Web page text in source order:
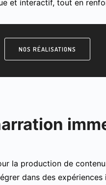
et interactif, tout en
NOS RÉALISATIONS
la production de
dans des